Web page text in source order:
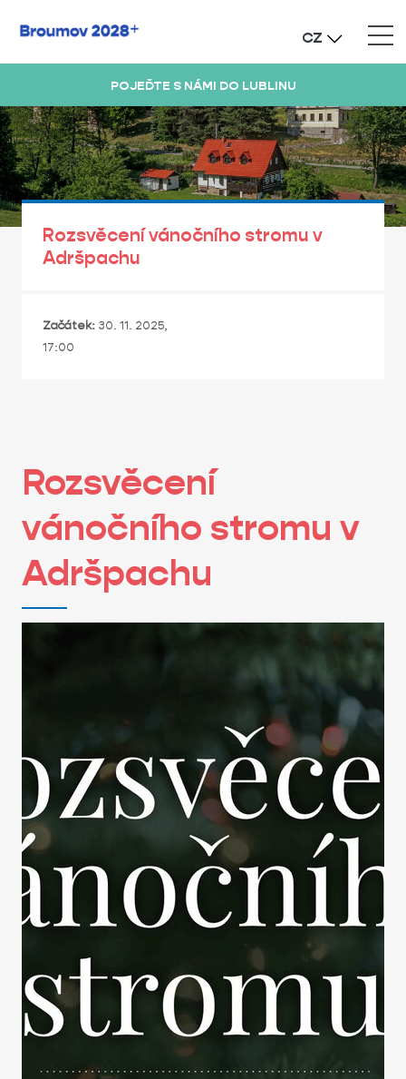
CZ
POJEĎTE S NÁMI DO LUBLINU
Rozsvěcení vánočního stromu v
Adršpachu
Začátek: 30. 11. 2025,
17:00
Rozsvěcení
vánočního stromu v
Adršpachu